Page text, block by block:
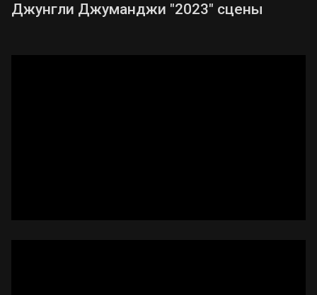
Джунгли Джуманджи "2023" сцены